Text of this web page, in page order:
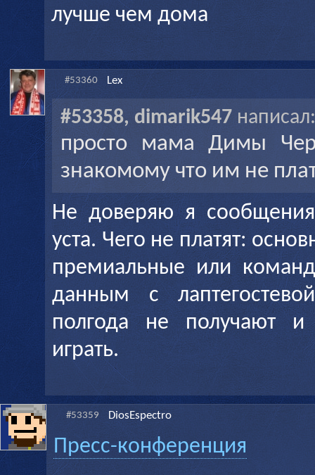
лучше чем дома
#53360 Lex
#53358, dimarik547написал:
просто мама Димы
знакомому что им не
Не доверяю я
уста. Чего не платят:
премиальные или
данным с
полгода не получают и
играть.
#53359 DiosEspectro
Пресс-конференция